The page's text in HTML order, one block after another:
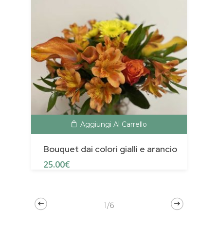
Aggiungi Al Carrello
Bouquet dai colori gialli e arancio
25.00€
1/6